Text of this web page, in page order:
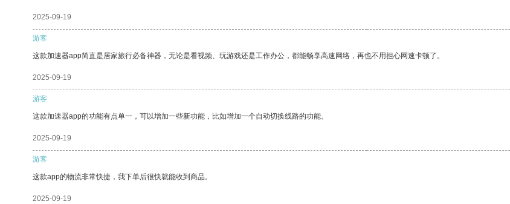
2025-09-19
游客
这款加速器app简直是居家旅行必备神器，无论是看视频、玩游戏还是工作办公，都能畅享高速网络，再也不用担心网速卡顿了。
2025-09-19
游客
这款加速器app的功能有点单一，可以增加一些新功能，比如增加一个自动切换线路的功能。
2025-09-19
游客
这款app的物流非常快捷，我下单后很快就能收到商品。
2025-09-19